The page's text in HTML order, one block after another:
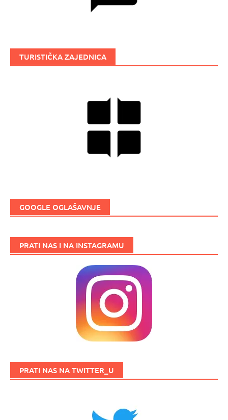
TURISTIČKA ZAJEDNICA
GOOGLE OGLAŠAVNJE
PRATI NAS I NA INSTAGRAMU
PRATI NAS NA TWITTER_U